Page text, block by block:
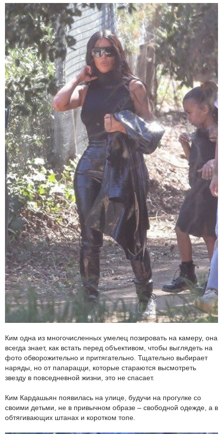
Ким одна из многочисленных умелец позировать на камеру, она
всегда знает, как встать перед объективом, чтобы выглядеть на
фото обворожительно и притягательно. Тщательно выбирает
наряды, но от папарацци, которые стараются высмотреть
звезду в повседневной жизни, это не спасает.
Ким Кардашьян появилась на улице, будучи на прогулке со
своими детьми, не в привычном образе – свободной одежде, а в
обтягивающих штанах и коротком топе.